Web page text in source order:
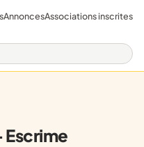
AnnoncesAssociations inscrites
Escrime